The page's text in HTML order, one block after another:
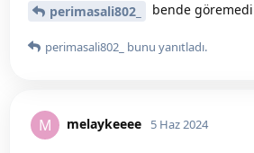
perimasali802_ bende
perimasali802_ bunu yanıtladı.
M melaykeeee 5 Haz 2024